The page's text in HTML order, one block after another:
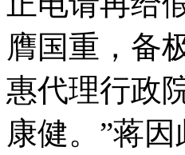
膺国重，备
惠代理行政
康健。”蒋